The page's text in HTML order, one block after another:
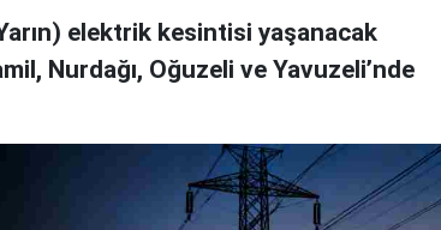
elektrik kesintisi yaşanacak
Nurdağı, Oğuzeli ve Yavuzeli’nde